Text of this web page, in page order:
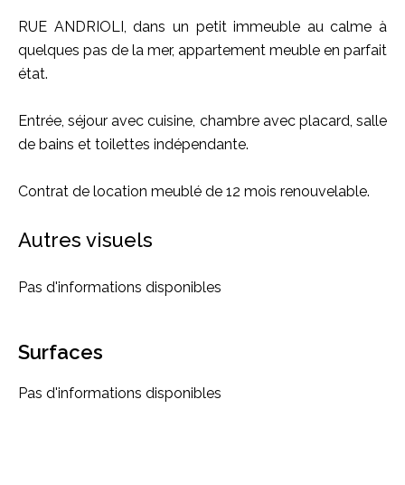
RUE ANDRIOLI, dans un petit immeuble au calme à
quelques pas de la mer, appartement meuble en parfait
état.
Entrée, séjour avec cuisine, chambre avec placard, salle
de bains et toilettes indépendante.
Contrat de location meublé de 12 mois renouvelable.
Autres visuels
Pas d'informations disponibles
Surfaces
Pas d'informations disponibles